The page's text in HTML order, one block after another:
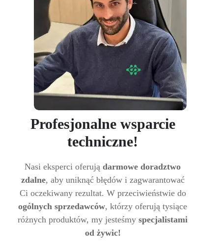
Profesjonalne wsparcie
techniczne!
Nasi eksperci oferują darmowe doradztwo
zdalne, aby uniknąć błędów i zagwarantować
Ci oczekiwany rezultat. W przeciwieństwie do
ogólnych sprzedawców, którzy oferują tysiące
różnych produktów, my jesteśmy specjalistami
od żywic!